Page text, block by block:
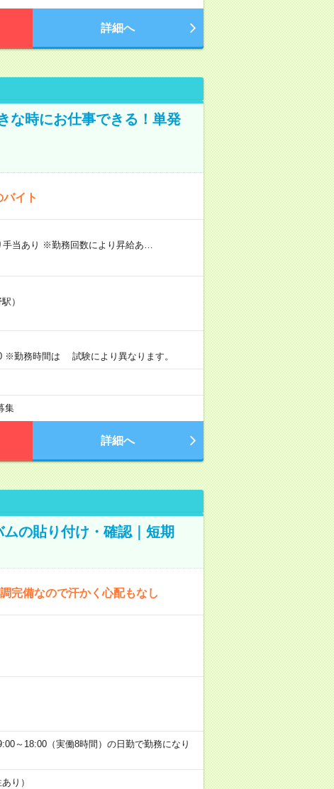
詳細へ
な時にお仕事できる！単発
イト
当あり ※勤務回数により昇給あ…
）
※勤務時間は 試験により異なります。
集
詳細へ
の貼り付け・確認｜短期
完備なので汗かく心配もなし
～18:00（実働8時間）の日勤で勤務になり
り）